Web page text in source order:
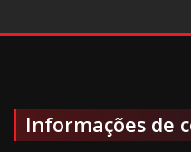
Informações de